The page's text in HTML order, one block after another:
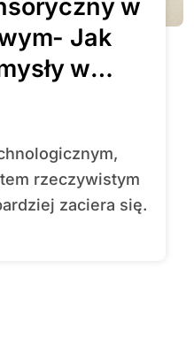
w
Jak
w
rzeczywistym
zaciera się.